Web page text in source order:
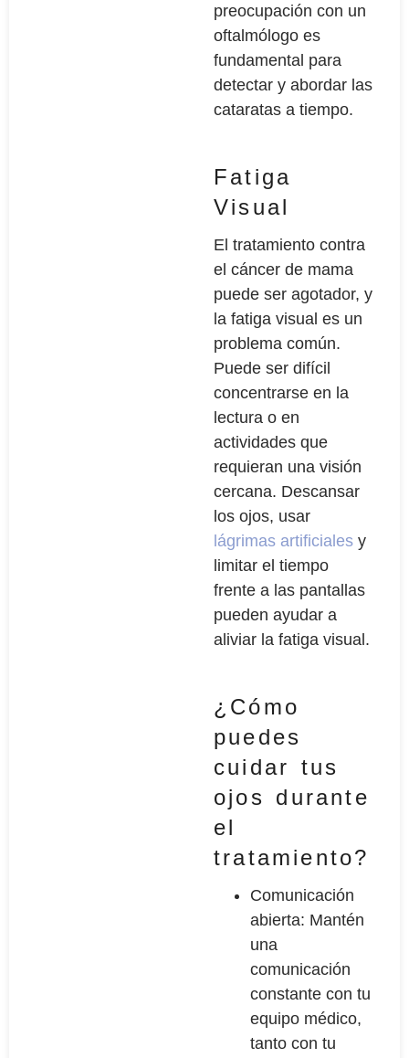
preocupación con un
oftalmólogo es
fundamental para
detectar y abordar las
cataratas a tiempo.
Fatiga
Visual
El tratamiento contra
el cáncer de mama
puede ser agotador, y
la fatiga visual es un
problema común.
Puede ser difícil
concentrarse en la
lectura o en
actividades que
requieran una visión
cercana. Descansar
los ojos, usar
lágrimas artificiales y
limitar el tiempo
frente a las pantallas
pueden ayudar a
aliviar la fatiga visual.
¿Cómo
puedes
cuidar tus
ojos durante
el
tratamiento?
Comunicación
abierta: Mantén
una
comunicación
constante con tu
equipo médico,
tanto con tu